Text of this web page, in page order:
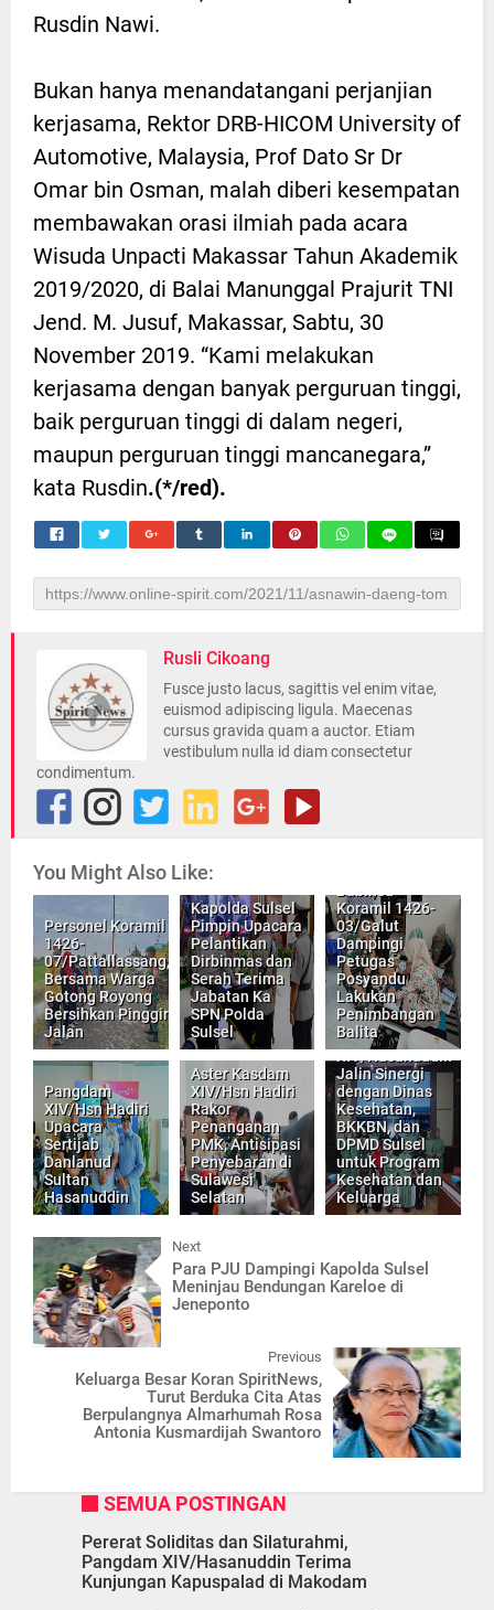
Rusdin Nawi.
Bukan hanya menandatangani perjanjian
kerjasama, Rektor DRB-HICOM University of
Automotive, Malaysia, Prof Dato Sr Dr
Omar bin Osman, malah diberi kesempatan
membawakan orasi ilmiah pada acara
Wisuda Unpacti Makassar Tahun Akademik
2019/2020, di Balai Manunggal Prajurit TNI
Jend. M. Jusuf, Makassar, Sabtu, 30
November 2019. “Kami melakukan
kerjasama dengan banyak perguruan tinggi,
baik perguruan tinggi di dalam negeri,
maupun perguruan tinggi mancanegara,”
kata Rusdin.(*/red).
Rusli Cikoang
Fusce justo lacus, sagittis vel enim vitae,
euismod adipiscing ligula. Maecenas
cursus gravida quam a auctor. Etiam
vestibulum nulla id diam consectetur
condimentum.
You Might Also Like:
Personel Koramil
1426-
07/Pattallassang,
Bersama Warga
Gotong Royong
Bersihkan Pinggir
Jalan
Kapolda Sulsel
Pimpin Upacara
Pelantikan
Dirbinmas dan
Serah Terima
Jabatan Ka
SPN Polda
Sulsel
Koramil 1426-
03/Galut
Dampingi
Petugas
Posyandu
Lakukan
Penimbangan
Balita
Pangdam
XIV/Hsn Hadiri
Upacara
Sertijab
Danlanud
Sultan
Hasanuddin
Aster Kasdam
XIV/Hsn Hadiri
Rakor
Penanganan
PMK, Antisipasi
Penyebaran di
Sulawesi
Selatan
Persit KCK PD
Jalin Sinergi
dengan Dinas
Kesehatan,
BKKBN, dan
DPMD Sulsel
untuk Program
Kesehatan dan
Keluarga
Next
Para PJU Dampingi Kapolda Sulsel
Meninjau Bendungan Kareloe di
Jeneponto
Previous
Keluarga Besar Koran SpiritNews,
Turut Berduka Cita Atas
Berpulangnya Almarhumah Rosa
Antonia Kusmardijah Swantoro
SEMUA POSTINGAN
Pererat Soliditas dan Silaturahmi,
Pangdam XIV/Hasanuddin Terima
Kunjungan Kapuspalad di Makodam